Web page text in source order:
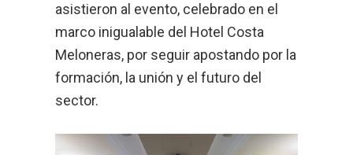
asistieron al evento, celebrado en el
marco inigualable del Hotel Costa
Meloneras, por seguir apostando por la
formación, la unión y el futuro del
sector.